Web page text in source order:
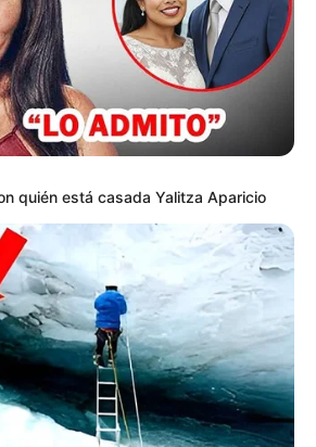
en el corregimiento Santa Rita.
BOGOTÁ EN GOOGLE NEWS
- ANTIOQUIA
CLAN DEL GOLFO
EL MESA
RECOMPENSA
NOTICIAS
EN ALERTA
quién está casada Yalitza Aparicio